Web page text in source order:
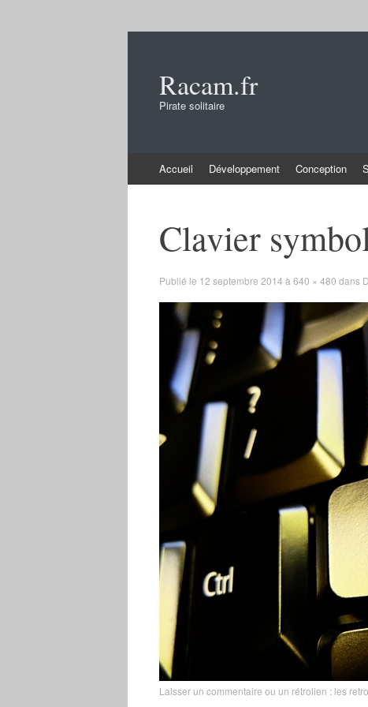
Racam.fr
Pirate solitaire
au
Accueil Développement Conception
Clavier
Publié le 12 septembre 2014 à 640 × 480 dans
Laisser un commentaire ou un rétrolien : les